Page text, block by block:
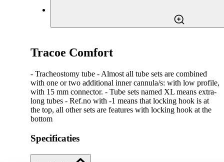
Tracoe Comfort
- Tracheostomy tube - Almost all tube sets are combined
with one or two additional inner cannula/s: with low profile,
with 15 mm connector. - Tube sets named XL means extra-
long tubes - Ref.no with -1 means that locking hook is at
the top, all other sets are features with locking hook at the
bottom
Specificaties